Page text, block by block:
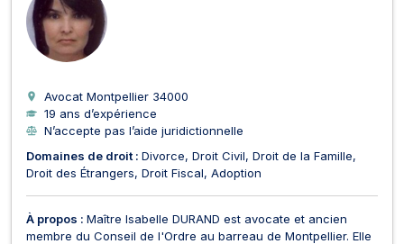
Avocat Montpellier 34000
19 ans d’expérience
N’accepte pas l’aide juridictionnelle
Domaines de droit : Divorce Droit Civil Droit de la Famille
Droit des Étrangers Droit Fiscal Adoption
À propos : Maître Isabelle DURAND est avocate et ancien
membre du Conseil de l'Ordre au barreau de Montpellier. Elle